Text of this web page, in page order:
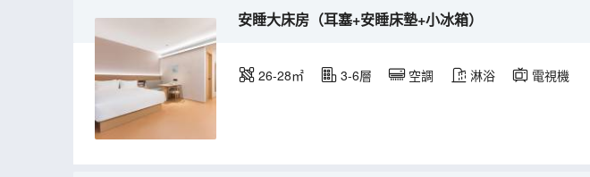
安睡大床房（耳塞+安睡床墊+小冰箱）
26-28㎡ 3-6層 空調 淋浴 電視機